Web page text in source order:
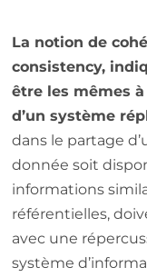
La notion de
consistency,
être les mêmes
d’un système
dans le partage
donnée soit
informations
référentielles,
avec une
système